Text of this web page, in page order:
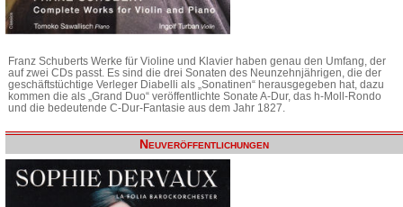
Franz Schuberts Werke für Violine und Klavier haben genau den Umfang, der
auf zwei CDs passt. Es sind die drei Sonaten des Neunzehnjährigen, die der
geschäftstüchtige Verleger Diabelli als „Sonatinen“ herausgegeben hat, dazu
kommen die als „Grand Duo“ veröffentlichte Sonate A-Dur, das h-Moll-Rondo
und die bedeutende C-Dur-Fantasie aus dem Jahr 1827.
Neuveröffentlichungen